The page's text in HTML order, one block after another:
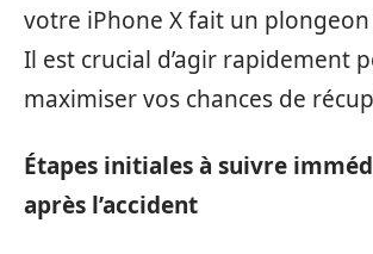
votre iPhone X fait un
Il est crucial d’agir rapidement
maximiser vos chances de
Étapes initiales à suivre
après l’accident